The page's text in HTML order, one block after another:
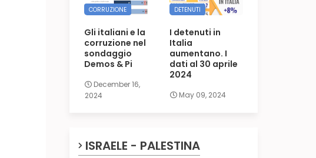
CORRUZIONE
Gli italiani e la
corruzione nel
sondaggio
Demos & Pi
December 16,
2024
DETENUTI
I detenuti in
Italia
aumentano. I
dati al 30 aprile
2024
May 09, 2024
ISRAELE - PALESTINA